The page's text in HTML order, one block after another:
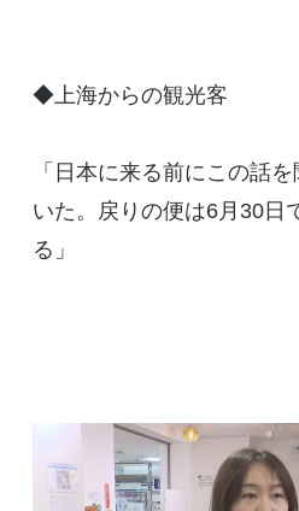
◆上海からの観光客
「日本に来る前にこの話
いた。戻りの便は6月30日
る」